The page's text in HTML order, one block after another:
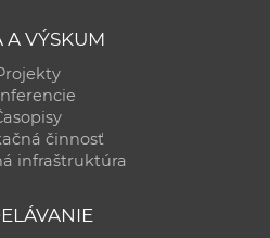
A VÝSKUM
činnosť
infraštruktúra